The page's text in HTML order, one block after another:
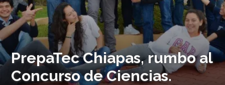
PrepaTec Chiapas, rumbo al
Concurso de Ciencias.